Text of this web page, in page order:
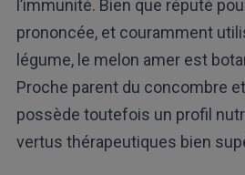
l’immunité. Bien que réputé
prononcée, et couramment
légume, le melon amer est
Proche parent du concombre
possède toutefois un profil
vertus thérapeutiques bien